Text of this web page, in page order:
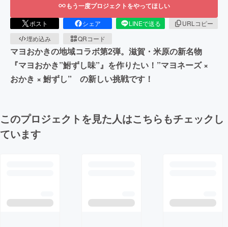
もう一度プロジェクトをやってほしい
ポスト シェア LINEで送る
URLコピー
埋め込み
QRコード
マヨおかきの地域コラボ第2弾。滋賀・米原の新名物
『マヨおかき”鮒ずし味”』を作りたい！”マヨネーズ ×
おかき × 鮒ずし” の新しい挑戦です！
このプロジェクトを見た人はこちらもチェックし
ています